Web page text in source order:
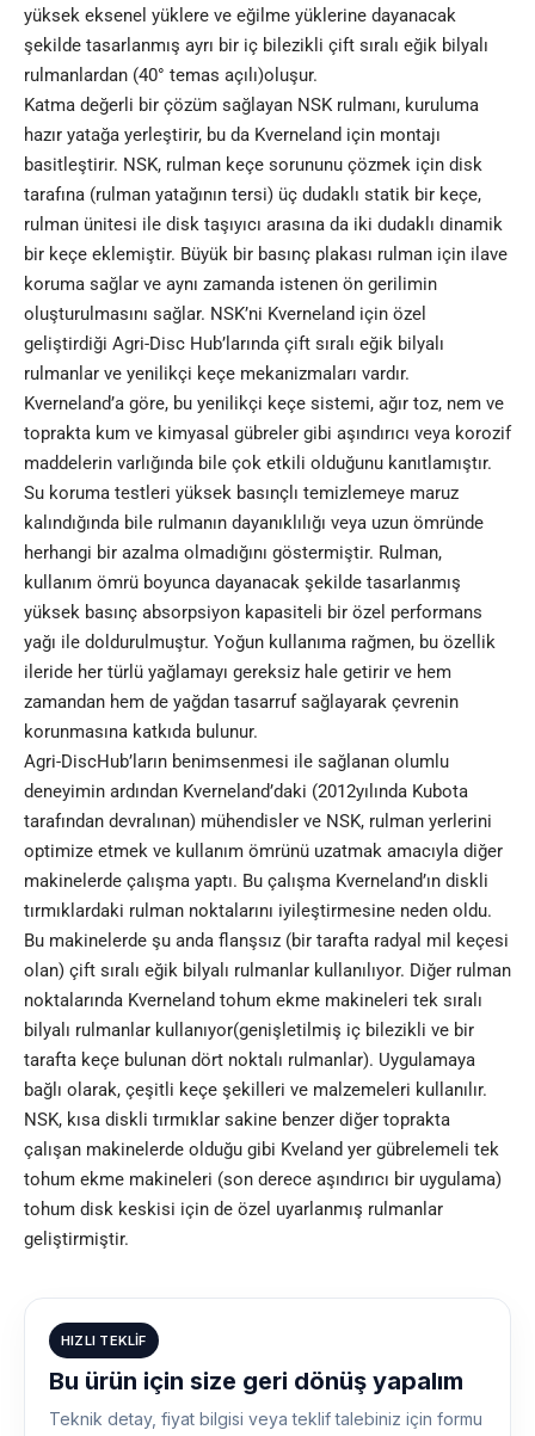
yüksek eksenel yüklere ve eğilme yüklerine dayanacak
şekilde tasarlanmış ayrı bir iç bilezikli çift sıralı eğik bilyalı
rulmanlardan (40° temas açılı)oluşur.
Katma değerli bir çözüm sağlayan NSK rulmanı, kuruluma
hazır yatağa yerleştirir, bu da Kverneland için montajı
basitleştirir. NSK, rulman keçe sorununu çözmek için disk
tarafına (rulman yatağının tersi) üç dudaklı statik bir keçe,
rulman ünitesi ile disk taşıyıcı arasına da iki dudaklı dinamik
bir keçe eklemiştir. Büyük bir basınç plakası rulman için ilave
koruma sağlar ve aynı zamanda istenen ön gerilimin
oluşturulmasını sağlar. NSK’ni Kverneland için özel
geliştirdiği Agri-Disc Hub’larında çift sıralı eğik bilyalı
rulmanlar ve yenilikçi keçe mekanizmaları vardır.
Kverneland’a göre, bu yenilikçi keçe sistemi, ağır toz, nem ve
toprakta kum ve kimyasal gübreler gibi aşındırıcı veya korozif
maddelerin varlığında bile çok etkili olduğunu kanıtlamıştır.
Su koruma testleri yüksek basınçlı temizlemeye maruz
kalındığında bile rulmanın dayanıklılığı veya uzun ömründe
herhangi bir azalma olmadığını göstermiştir. Rulman,
kullanım ömrü boyunca dayanacak şekilde tasarlanmış
yüksek basınç absorpsiyon kapasiteli bir özel performans
yağı ile doldurulmuştur. Yoğun kullanıma rağmen, bu özellik
ileride her türlü yağlamayı gereksiz hale getirir ve hem
zamandan hem de yağdan tasarruf sağlayarak çevrenin
korunmasına katkıda bulunur.
Agri-DiscHub’ların benimsenmesi ile sağlanan olumlu
deneyimin ardından Kverneland’daki (2012yılında Kubota
tarafından devralınan) mühendisler ve NSK, rulman yerlerini
optimize etmek ve kullanım ömrünü uzatmak amacıyla diğer
makinelerde çalışma yaptı. Bu çalışma Kverneland’ın diskli
tırmıklardaki rulman noktalarını iyileştirmesine neden oldu.
Bu makinelerde şu anda flanşsız (bir tarafta radyal mil keçesi
olan) çift sıralı eğik bilyalı rulmanlar kullanılıyor. Diğer rulman
noktalarında Kverneland tohum ekme makineleri tek sıralı
bilyalı rulmanlar kullanıyor(genişletilmiş iç bilezikli ve bir
tarafta keçe bulunan dört noktalı rulmanlar). Uygulamaya
bağlı olarak, çeşitli keçe şekilleri ve malzemeleri kullanılır.
NSK, kısa diskli tırmıklar sakine benzer diğer toprakta
çalışan makinelerde olduğu gibi Kveland yer gübrelemeli tek
tohum ekme makineleri (son derece aşındırıcı bir uygulama)
tohum disk keskisi için de özel uyarlanmış rulmanlar
geliştirmiştir.
HIZLI TEKLIF
Bu ürün için size geri dönüş yapalım
Teknik detay, fiyat bilgisi veya teklif talebiniz için formu